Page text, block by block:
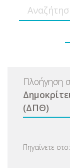
Πλοήγηση
(ΔΠΘ)
Πηγαίνετε στο: